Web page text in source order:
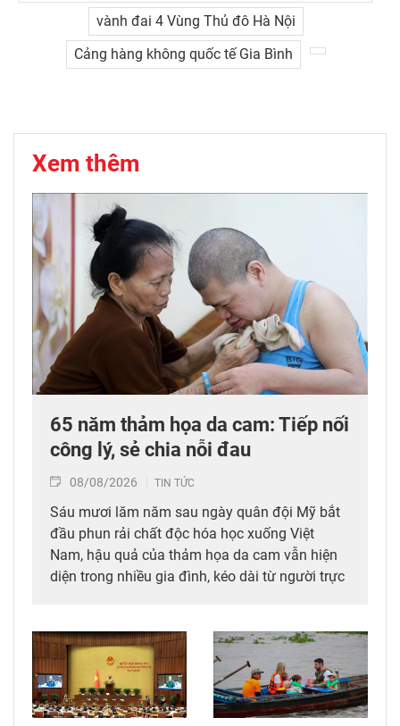
vành đai 4 Vùng Thủ đô Hà Nội
Cảng hàng không quốc tế Gia Bình
Xem thêm
65 năm thảm họa da cam: Tiếp nối
công lý, sẻ chia nỗi đau
08/08/2026 TIN TỨC
Sáu mươi lăm năm sau ngày quân đội Mỹ bắt
đầu phun rải chất độc hóa học xuống Việt
Nam, hậu quả của thảm họa da cam vẫn hiện
diện trong nhiều gia đình, kéo dài từ người trực
diễn ra tại các tòa án quốc tế mà còn cần được
tiếp tục bằng những chính sách đủ đầy hơn, để
những người sinh ra trong hòa bình không bị
bỏ lại với hậu quả của cuộc chiến mình chưa